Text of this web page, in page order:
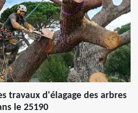
travaux d'élagage des arbres
le 25190